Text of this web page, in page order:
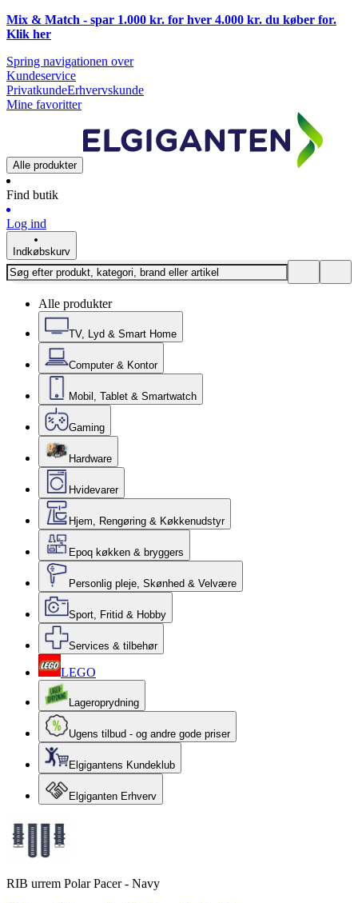
Mix & Match - spar 1.000 kr. for hver 4.000 kr. du køber for.
Klik her
Spring navigationen over
Kundeservice
PrivatkundeErhvervskunde
Mine favoritter
Alle produkter
Find butik
Log ind
Indkøbskurv
Alle produkter
TV, Lyd & Smart Home
Computer & Kontor
Mobil, Tablet & Smartwatch
Gaming
Hardware
Hvidevarer
Hjem, Rengøring & Køkkenudstyr
Epoq køkken & bryggers
Personlig pleje, Skønhed & Velvære
Sport, Fritid & Hobby
Services & tilbehør
LEGO
Lageroprydning
Ugens tilbud - og andre gode priser
Elgigantens Kundeklub
Elgiganten Erhverv
RIB urrem Polar Pacer - Navy